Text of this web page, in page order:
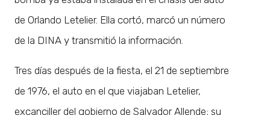
de Orlando Letelier. Ella cortó, marcó un número
de la DINA y transmitió la información.
Tres días después de la fiesta, el 21 de septiembre
de 1976, el auto en el que viajaban Letelier,
excanciller del gobierno de Salvador Allende; su